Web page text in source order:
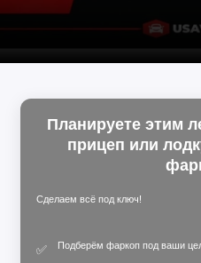
Планируете этим
прицеп или
Сделаем всё под ключ!
✅ Подберём фаркоп под ваши